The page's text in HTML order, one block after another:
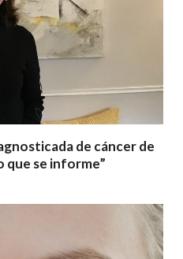
de cáncer de
se informe”